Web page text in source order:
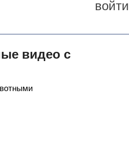
войти
видео с